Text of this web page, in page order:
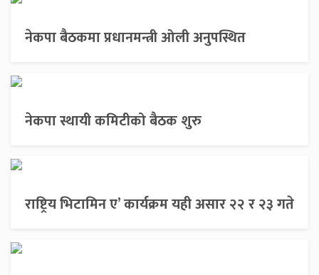
नेकपा बैठकमा प्रधानमन्त्री ओली अनुपस्थित
नेकपा स्थायी कमिटीको बैठक शुरु
राष्ट्रिय भिटामिन ए’ कार्यक्रम यही असार २२ र २३ गते